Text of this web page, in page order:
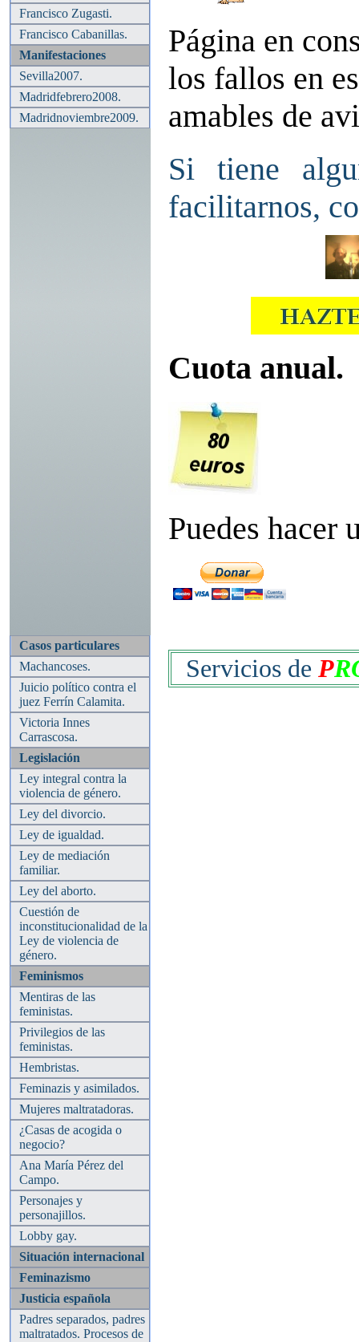
Francisco Zugasti.
Francisco Cabanillas.
Manifestaciones
Sevilla2007.
Madridfebrero2008.
Madridnoviembre2009.
Casos particulares
Machancoses.
Juicio político contra el
juez Ferrín Calamita.
Victoria Innes
Carrascosa.
Legislación
Ley integral contra la
violencia de género.
Ley del divorcio.
Ley de igualdad.
Ley de mediación
familiar.
Ley del aborto.
Cuestión de
inconstitucionalidad de la
Ley de violencia de
género.
Feminismos
Mentiras de las
feministas.
Privilegios de las
feministas.
Hembristas.
Feminazis y asimilados.
Mujeres maltratadoras.
¿Casas de acogida o
negocio?
Ana María Pérez del
Campo.
Personajes y
personajillos.
Lobby gay.
Situación internacional
Feminazismo
Justicia española
Padres separados, padres
maltratados. Procesos de
Página en
los fallos en
amables de
Si tiene
facilitarnos,
Cuota anual.
Puedes hacer
Servicios de P